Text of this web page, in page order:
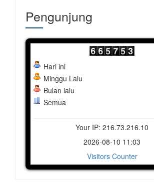
Pengunjung
Hari ini
Minggu Lalu
Bulan lalu
Semua
Your IP: 216.73.216.10
2026-08-10 11:03
Visitors Counter